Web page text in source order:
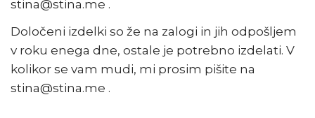
stina@stina.me .
Določeni izdelki so že na zalogi in jih odpošljem
v roku enega dne, ostale je potrebno izdelati. V
kolikor se vam mudi, mi prosim pišite na
stina@stina.me .